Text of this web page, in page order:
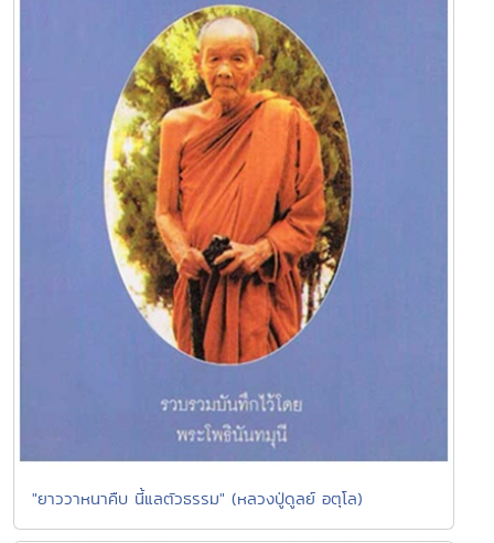
"ยาววาหนาคืบ นี้แลตัวธรรม" (หลวงปู่ดูลย์ อตุโล)